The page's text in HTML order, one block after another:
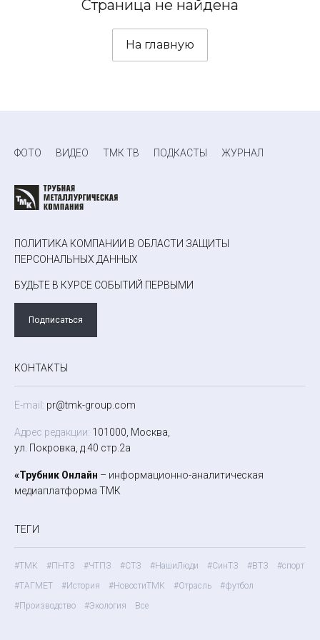
Страница не найдена
На главную
ФОТО ВИДЕО ТМК ТВ ПОДКАСТЫ ЖУРНАЛ
ПОЛИТИКА КОМПАНИИ В ОБЛАСТИ ЗАЩИТЫ
ПЕРСОНАЛЬНЫХ ДАННЫХ
БУДЬТЕ В КУРСЕ СОБЫТИЙ ПЕРВЫМИ
Подписаться
КОНТАКТЫ
E-mail: pr@tmk-group.com
Адрес редакции: 101000, Москва,
ул. Покровка, д.40 стр.2а
«Трубник Онлайн – информационно-аналитическая
медиаплатформа ТМК
ТЕГИ
#ТМК #ПНТЗ #ЧТПЗ #СТЗ #НашиЛюди #СинТЗ #ВТЗ
#спорт
#ТАГМЕТ
#История #НовостиТМК #Отрасль
#футбол
#Производство
#Экология Все